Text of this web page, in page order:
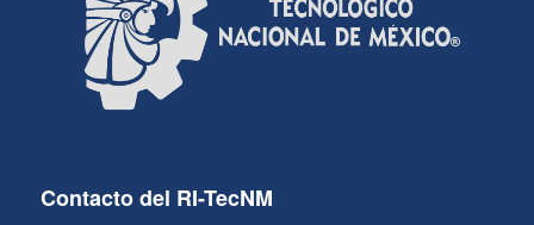
Contacto del RI-TecNM